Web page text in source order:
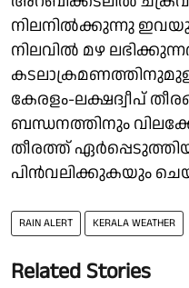
നിലനിൽക്കുന്നു
നിലവിൽ മഴ
കേരളം-ലക്ഷദ്വീപ്
ബന്ധനത്തിനും
തീരത്ത്
പിൻവലിക്കുകയും
RAIN ALERT KERALA WEATHER
Related Stories